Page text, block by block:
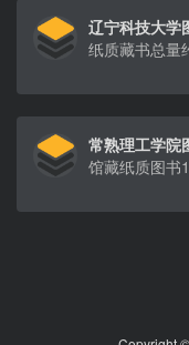
辽宁科技大学
纸质藏书总量
常熟理工学院
馆藏纸质图书